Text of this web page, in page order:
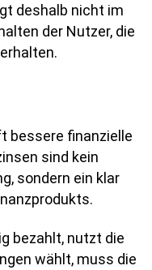
deshalb nicht im
der Nutzer, die
bessere finanzielle
sind kein
sondern ein klar
bezahlt, nutzt die
wählt, muss die